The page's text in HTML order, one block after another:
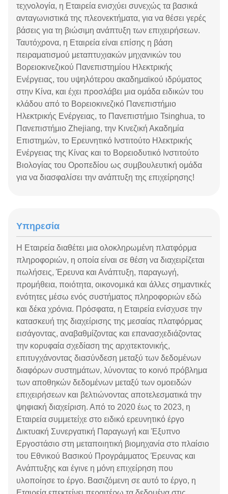
τεχνολογία, η Εταιρεία ενισχύει συνεχώς τα βασικά
ανταγωνιστικά της πλεονεκτήματα, για να θέσει γερές
βάσεις για τη βιώσιμη ανάπτυξη των επιχειρήσεων.
Ταυτόχρονα, η Εταιρεία είναι επίσης η βάση
πειραματισμού μεταπτυχιακών μηχανικών του
Βορειοκινεζικού Πανεπιστημίου Ηλεκτρικής
Ενέργειας, του υψηλότερου ακαδημαϊκού ιδρύματος
στην Κίνα, και έχει προσλάβει μια ομάδα ειδικών του
κλάδου από το Βορειοκινεζικό Πανεπιστήμιο
Ηλεκτρικής Ενέργειας, το Πανεπιστήμιο Tsinghua, το
Πανεπιστήμιο Zhejiang, την Κινεζική Ακαδημία
Επιστημών, το Ερευνητικό Ινστιτούτο Ηλεκτρικής
Ενέργειας της Κίνας και το Βορειοδυτικό Ινστιτούτο
Βιολογίας του Οροπεδίου ως συμβουλευτική ομάδα
για να διασφαλίσει την ανάπτυξη της επιχείρησης!
Υπηρεσία
Η Εταιρεία διαθέτει μια ολοκληρωμένη πλατφόρμα
πληροφοριών, η οποία είναι σε θέση να διαχειρίζεται
πωλήσεις, Έρευνα και Ανάπτυξη, παραγωγή,
προμήθεια, ποιότητα, οικονομικά και άλλες σημαντικές
ενότητες μέσω ενός συστήματος πληροφοριών εδώ
και δέκα χρόνια. Πρόσφατα, η Εταιρεία ενίσχυσε την
κατασκευή της διαχείρισης της μεσαίας πλατφόρμας
εισάγοντας, αναβαθμίζοντας και επανασχεδιάζοντας
την κορυφαία σχεδίαση της αρχιτεκτονικής,
επιτυγχάνοντας διασύνδεση μεταξύ των δεδομένων
διαφόρων συστημάτων, λύνοντας το κοινό πρόβλημα
των αποθηκών δεδομένων μεταξύ των ομοειδών
επιχειρήσεων και βελτιώνοντας αποτελεσματικά την
ψηφιακή διαχείριση. Από το 2020 έως το 2023, η
Εταιρεία συμμετείχε στο ειδικό ερευνητικό έργο
Δικτυακή Συνεργατική Παραγωγή και Έξυπνο
Εργοστάσιο στη μεταποιητική βιομηχανία στο πλαίσιο
του Εθνικού Βασικού Προγράμματος Έρευνας και
Ανάπτυξης και έγινε η μόνη επιχείρηση που
υλοποίησε το έργο. Βασιζόμενη σε αυτό το έργο, η